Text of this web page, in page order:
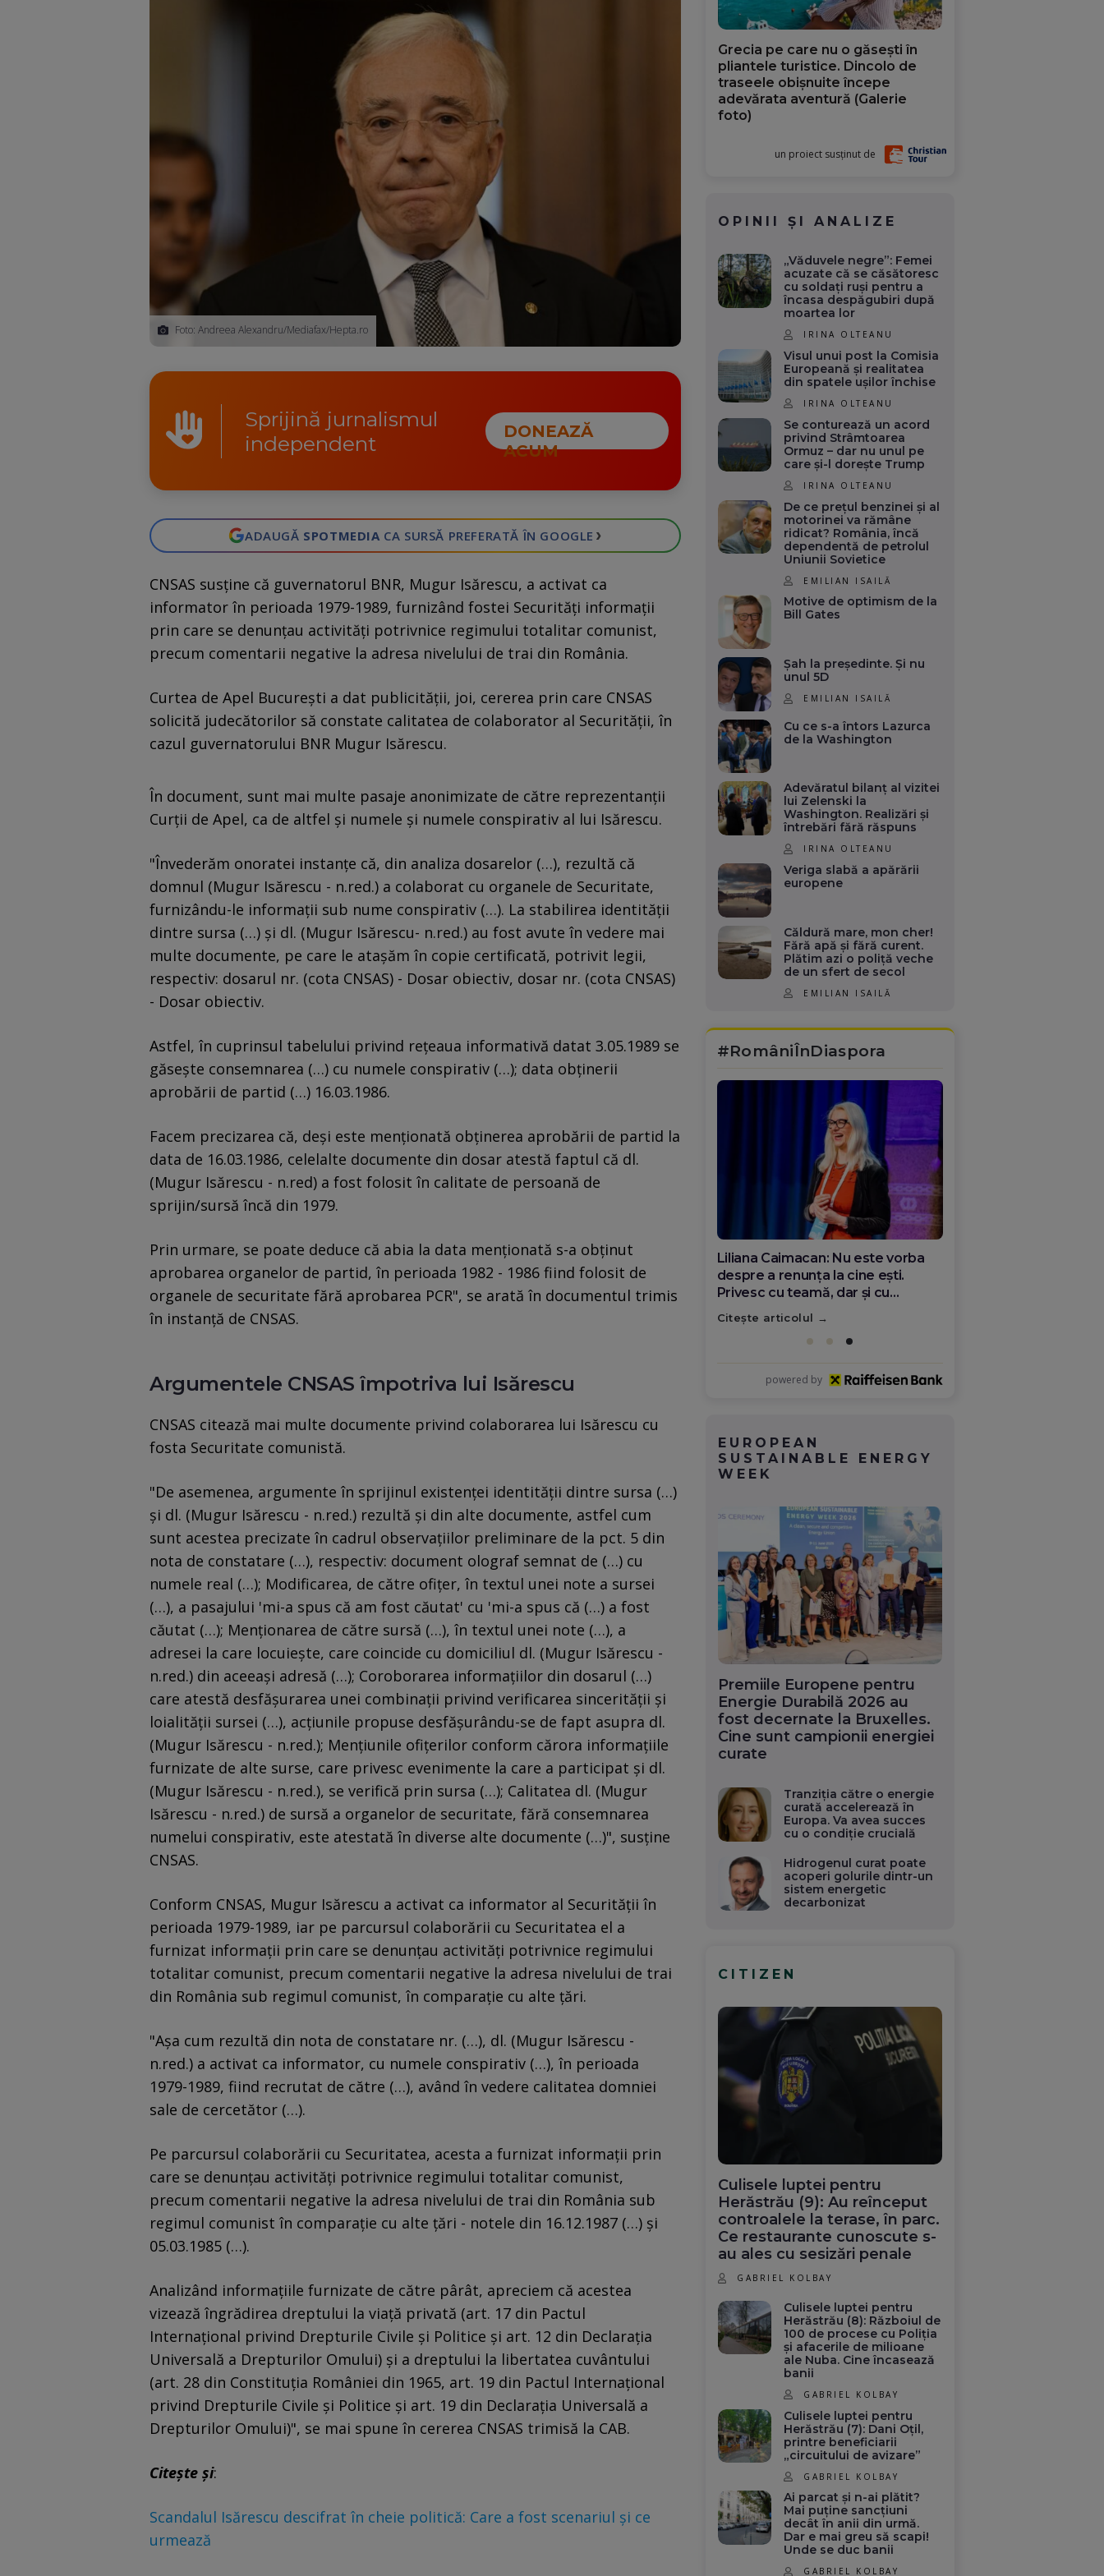
Foto: Andreea Alexandru/Mediafax/Hepta.ro
Sprijină jurnalismul
independent
DONEAZĂ
ACUM
ADAUGĂ SPOTMEDIA CA SURSĂ PREFERATĂ ÎN GOOGLE ›
CNSAS susţine că guvernatorul BNR, Mugur Isărescu, a activat ca
informator în perioada 1979-1989, furnizând fostei Securităţi informaţii
prin care se denunţau activităţi potrivnice regimului totalitar comunist,
precum comentarii negative la adresa nivelului de trai din România.
Curtea de Apel Bucureşti a dat publicităţii, joi, cererea prin care CNSAS
solicită judecătorilor să constate calitatea de colaborator al Securităţii, în
cazul guvernatorului BNR Mugur Isărescu.
În document, sunt mai multe pasaje anonimizate de către reprezentanţii
Curţii de Apel, ca de altfel şi numele şi numele conspirativ al lui Isărescu.
"Învederăm onoratei instanţe că, din analiza dosarelor (…), rezultă că
domnul (Mugur Isărescu - n.red.) a colaborat cu organele de Securitate,
furnizându-le informaţii sub nume conspirativ (…). La stabilirea identităţii
dintre sursa (…) şi dl. (Mugur Isărescu- n.red.) au fost avute în vedere mai
multe documente, pe care le ataşăm în copie certificată, potrivit legii,
respectiv: dosarul nr. (cota CNSAS) - Dosar obiectiv, dosar nr. (cota CNSAS)
- Dosar obiectiv.
Astfel, în cuprinsul tabelului privind reţeaua informativă datat 3.05.1989 se
găseşte consemnarea (…) cu numele conspirativ (…); data obţinerii
aprobării de partid (…) 16.03.1986.
Facem precizarea că, deşi este menţionată obţinerea aprobării de partid la
data de 16.03.1986, celelalte documente din dosar atestă faptul că dl.
(Mugur Isărescu - n.red) a fost folosit în calitate de persoană de
sprijin/sursă încă din 1979.
Prin urmare, se poate deduce că abia la data menţionată s-a obţinut
aprobarea organelor de partid, în perioada 1982 - 1986 fiind folosit de
organele de securitate fără aprobarea PCR", se arată în documentul trimis
în instanţă de CNSAS.
Argumentele CNSAS împotriva lui Isărescu
CNSAS citează mai multe documente privind colaborarea lui Isărescu cu
fosta Securitate comunistă.
"De asemenea, argumente în sprijinul existenţei identităţii dintre sursa (…)
şi dl. (Mugur Isărescu - n.red.) rezultă şi din alte documente, astfel cum
sunt acestea precizate în cadrul observaţiilor preliminare de la pct. 5 din
nota de constatare (…), respectiv: document olograf semnat de (…) cu
numele real (…); Modificarea, de către ofiţer, în textul unei note a sursei
(…), a pasajului 'mi-a spus că am fost căutat' cu 'mi-a spus că (…) a fost
căutat (…); Menţionarea de către sursă (…), în textul unei note (…), a
adresei la care locuieşte, care coincide cu domiciliul dl. (Mugur Isărescu -
n.red.) din aceeaşi adresă (…); Coroborarea informaţiilor din dosarul (…)
care atestă desfăşurarea unei combinaţii privind verificarea sincerităţii şi
loialităţii sursei (…), acţiunile propuse desfăşurându-se de fapt asupra dl.
(Mugur Isărescu - n.red.); Menţiunile ofiţerilor conform cărora informaţiile
furnizate de alte surse, care privesc evenimente la care a participat şi dl.
(Mugur Isărescu - n.red.), se verifică prin sursa (…); Calitatea dl. (Mugur
Isărescu - n.red.) de sursă a organelor de securitate, fără consemnarea
numelui conspirativ, este atestată în diverse alte documente (…)", susţine
CNSAS.
Conform CNSAS, Mugur Isărescu a activat ca informator al Securităţii în
perioada 1979-1989, iar pe parcursul colaborării cu Securitatea el a
furnizat informaţii prin care se denunţau activităţi potrivnice regimului
totalitar comunist, precum comentarii negative la adresa nivelului de trai
din România sub regimul comunist, în comparaţie cu alte ţări.
"Aşa cum rezultă din nota de constatare nr. (…), dl. (Mugur Isărescu -
n.red.) a activat ca informator, cu numele conspirativ (…), în perioada
1979-1989, fiind recrutat de către (…), având în vedere calitatea domniei
sale de cercetător (…).
Pe parcursul colaborării cu Securitatea, acesta a furnizat informaţii prin
care se denunţau activităţi potrivnice regimului totalitar comunist,
precum comentarii negative la adresa nivelului de trai din România sub
regimul comunist în comparaţie cu alte ţări - notele din 16.12.1987 (…) şi
05.03.1985 (…).
Analizând informaţiile furnizate de către pârât, apreciem că acestea
vizează îngrădirea dreptului la viaţă privată (art. 17 din Pactul
Internaţional privind Drepturile Civile şi Politice şi art. 12 din Declaraţia
Universală a Drepturilor Omului) şi a dreptului la libertatea cuvântului
(art. 28 din Constituţia României din 1965, art. 19 din Pactul Internaţional
privind Drepturile Civile şi Politice şi art. 19 din Declaraţia Universală a
Drepturilor Omului)", se mai spune în cererea CNSAS trimisă la CAB.
Citește și:
Scandalul Isărescu descifrat în cheie politică: Care a fost scenariul și ce
urmează
Grecia pe care nu o găsești în
pliantele turistice. Dincolo de
traseele obișnuite începe
adevărata aventură (Galerie
foto)
un proiect susținut de
OPINII ȘI ANALIZE
„Văduvele negre”: Femei
acuzate că se căsătoresc
cu soldați ruși pentru a
încasa despăgubiri după
moartea lor
IRINA OLTEANU
Visul unui post la Comisia
Europeană și realitatea
din spatele ușilor închise
IRINA OLTEANU
Se conturează un acord
privind Strâmtoarea
Ormuz – dar nu unul pe
care și-l dorește Trump
IRINA OLTEANU
De ce prețul benzinei și al
motorinei va rămâne
ridicat? România, încă
dependentă de petrolul
Uniunii Sovietice
EMILIAN ISAILĂ
Motive de optimism de la
Bill Gates
Șah la președinte. Și nu
unul 5D
EMILIAN ISAILĂ
Cu ce s-a întors Lazurca
de la Washington
Adevăratul bilanț al vizitei
lui Zelenski la
Washington. Realizări și
întrebări fără răspuns
IRINA OLTEANU
Veriga slabă a apărării
europene
Căldură mare, mon cher!
Fără apă și fără curent.
Plătim azi o poliță veche
de un sfert de secol
EMILIAN ISAILĂ
#RomâniÎnDiaspora
Diana Olar, românca de la Google
care demonstrează că diaspora
poate schimba România
Citește articolul
powered by
EUROPEAN
SUSTAINABLE ENERGY
WEEK
Premiile Europene pentru
Energie Durabilă 2026 au
fost decernate la Bruxelles.
Cine sunt campionii energiei
curate
Tranziția către o energie
curată accelerează în
Europa. Va avea succes
cu o condiție crucială
Hidrogenul curat poate
acoperi golurile dintr-un
sistem energetic
decarbonizat
CITIZEN
Culisele luptei pentru
Herăstrău (9): Au reînceput
controalele la terase, în parc.
Ce restaurante cunoscute s-
au ales cu sesizări penale
GABRIEL KOLBAY
Culisele luptei pentru
Herăstrău (8): Războiul de
100 de procese cu Poliția
și afacerile de milioane
ale Nuba. Cine încasează
banii
GABRIEL KOLBAY
Culisele luptei pentru
Herăstrău (7): Dani Oțil,
printre beneficiarii
„circuitului de avizare”
GABRIEL KOLBAY
Ai parcat și n-ai plătit?
Mai puține sancțiuni
decât în anii din urmă.
Dar e mai greu să scapi!
Unde se duc banii
GABRIEL KOLBAY